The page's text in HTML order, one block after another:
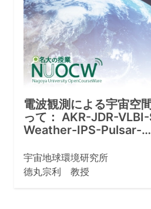
電波観測による宇宙空
って： AKR-JDR-
Weather-IPS-Pulsar-…
宇宙地球環境研究所
德丸宗利 教授